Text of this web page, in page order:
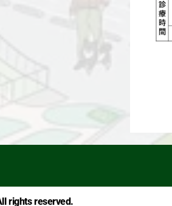
・祝日
rights reserved.